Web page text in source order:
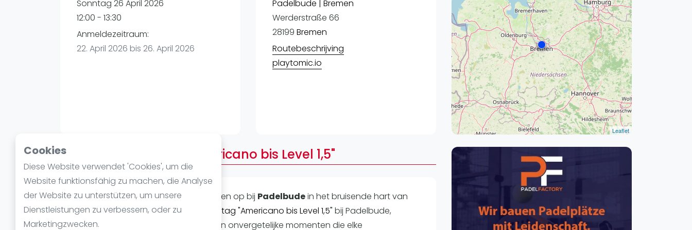
Cookies
Diese Website verwendet 'Cookies', um die
Website funktionsfähig zu machen, die Analyse
der Website zu unterstützen, um unsere
Dienstleistungen zu verbessern, oder zu
Marketingzwecken.
Verschiedenes
Leipzig
Dortmund
Essen
Sonntag 26 April 2026
12:00 - 13:30
Anmeldezeitraum:
22. April 2026 bis 26. April 2026
Padelbude | Bremen
Werderstraße 66
28199 Bremen
Routebeschrijving
playtomic.io
Leaflet
Über 14:00 Sonntag "Americano bis Level 1,5"
Laat je passie voor padelontvlammen op bij Padelbudein het bruisende hart van
Bremen. Het evenement,14:00 Sonntag "Americano bis Level 1,5" bij Padelbude,
belooft een dag vol actie, energie en onvergetelijke momenten die elke